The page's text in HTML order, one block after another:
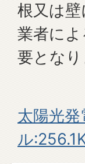
根又は
業者に
要となり
太陽光
ル